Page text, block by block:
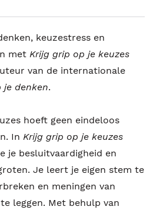
keuzestress en
met Krijg grip op je keuzes
van de internationale
je denken.
hoeft geen eindeloos
In Krijg grip op je keuzes
je besluitvaardigheid en
Je leert je eigen stem te
en meningen van
leggen. Met behulp van